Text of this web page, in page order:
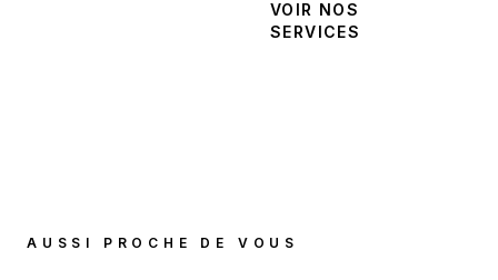
VOIR NOS
SERVICES
AUSSI PROCHE DE VOUS